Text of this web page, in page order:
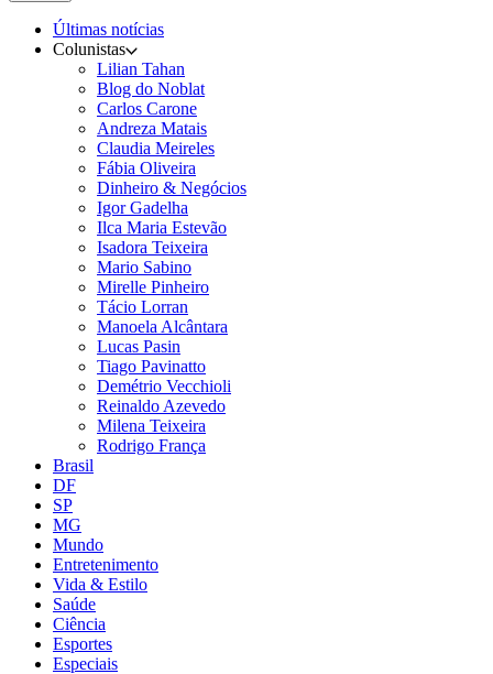
Últimas notícias
Colunistas
Lilian Tahan
Blog do Noblat
Carlos Carone
Andreza Matais
Claudia Meireles
Fábia Oliveira
Dinheiro & Negócios
Igor Gadelha
Ilca Maria Estevão
Isadora Teixeira
Mario Sabino
Mirelle Pinheiro
Tácio Lorran
Manoela Alcântara
Lucas Pasin
Tiago Pavinatto
Demétrio Vecchioli
Reinaldo Azevedo
Milena Teixeira
Rodrigo França
Brasil
DF
SP
MG
Mundo
Entretenimento
Vida & Estilo
Saúde
Ciência
Esportes
Especiais